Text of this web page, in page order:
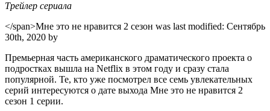
Трейлер сериала
</span>Мне это не нравится 2 сезон was last modified: Сентябрь
30th, 2020 by
Премьерная часть американского драматического проекта о
подростках вышла на Netflix в этом году и сразу стала
популярной. Те, кто уже посмотрел все семь увлекательных
серий интересуются о дате выхода Мне это не нравится 2
сезон 1 серии.